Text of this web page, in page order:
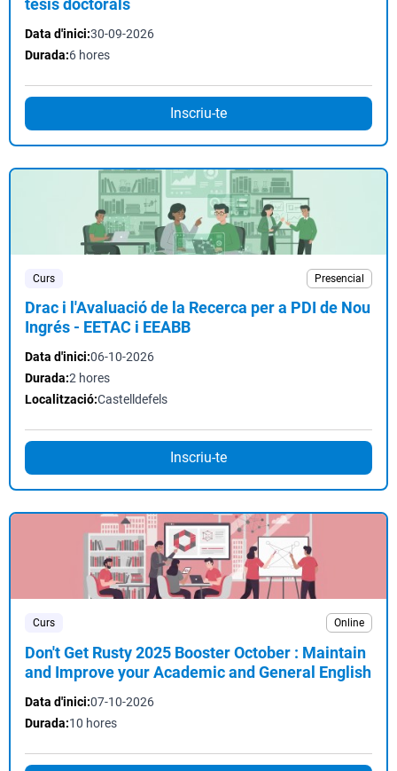
tesis doctorals
Data d'inici:30-09-2026
Durada:6 hores
Inscriu-te
Curs Presencial
Drac i l'Avaluació de la Recerca per a PDI de Nou
Ingrés - EETAC i EEABB
Data d'inici:06-10-2026
Durada:2 hores
Localització:Castelldefels
Inscriu-te
Curs Online
Don't Get Rusty 2025 Booster October : Maintain
and Improve your Academic and General English
Data d'inici:07-10-2026
Durada:10 hores